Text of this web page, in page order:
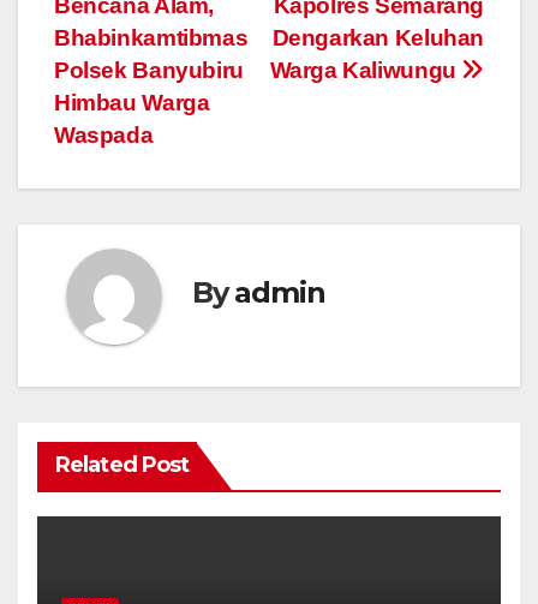
navigation
Kapolres Semarang
Dengarkan Keluhan
Warga Kaliwungu
Bencana Alam,
Bhabinkamtibmas
Polsek Banyubiru
Himbau Warga
Waspada
Byadmin
Related Post